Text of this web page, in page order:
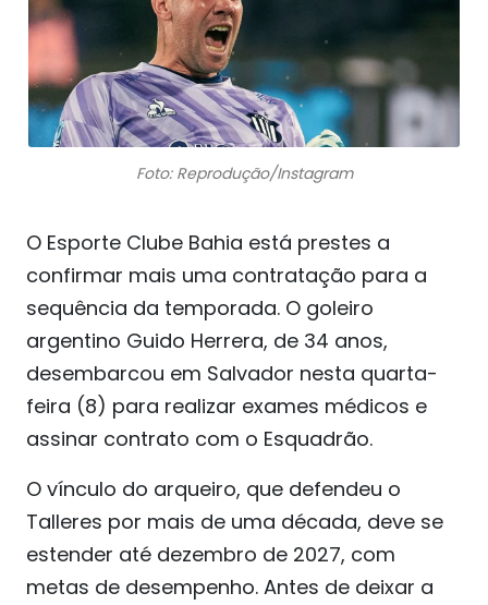
Foto: Reprodução/Instagram
O Esporte Clube Bahia está prestes a
confirmar mais uma contratação para a
sequência da temporada. O goleiro
argentino Guido Herrera, de 34 anos,
desembarcou em Salvador nesta quarta-
feira (8) para realizar exames médicos e
assinar contrato com o Esquadrão.
O vínculo do arqueiro, que defendeu o
Talleres por mais de uma década, deve se
estender até dezembro de 2027, com
metas de desempenho. Antes de deixar a